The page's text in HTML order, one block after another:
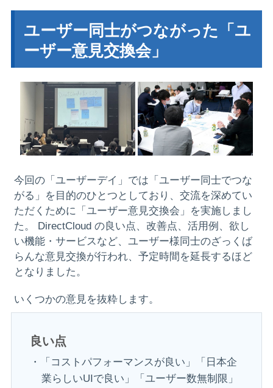
ユーザー同士がつながった「ユ
ーザー意見交換会」
今回の「ユーザーデイ」では「ユーザー同士でつな
がる」を目的のひとつとしており、交流を深めてい
ただくために「ユーザー意見交換会」を実施しまし
た。 DirectCloud の良い点、改善点、活用例、欲し
い機能・サービスなど、ユーザー様同士のざっくば
らんな意見交換が行われ、予定時間を延長するほど
となりました。
いくつかの意見を抜粋します。
良い点
・「コストパフォーマンスが良い」「日本企
業らしいUIで良い」「ユーザー数無制限」